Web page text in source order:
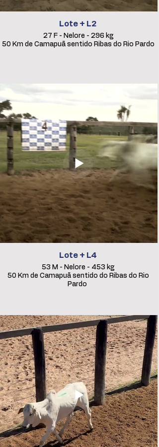
Lote + L2
27 F - Nelore - 296 kg
50 Km de Camapuã sentido Ribas do Rio Pardo
Lote + L4
53 M - Nelore - 453 kg
50 Km de Camapuã sentido do Ribas do Rio
Pardo